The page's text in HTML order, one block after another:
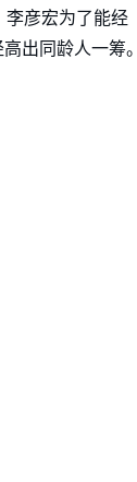
李彦宏为了能经
出同龄人一筹。